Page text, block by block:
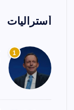
أستراليات
1